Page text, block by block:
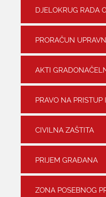
DJELOKRUG RADA
PRORAČUN
AKTI
PRAVO NA
CIVILNA ZAŠTITA
PRIJEM GRAĐANA
ZONA POSEBNOG